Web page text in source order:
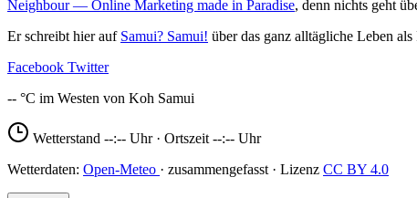
Neighbour — Online Marketing made in Paradise, denn nichts geht
Er schreibt hier auf Samui? Samui! über das ganz alltägliche Leben
Facebook Twitter
--
Wetterstand --:-- Uhr · Ortszeit --:-- Uhr
Open-Meteo
CC BY 4.0